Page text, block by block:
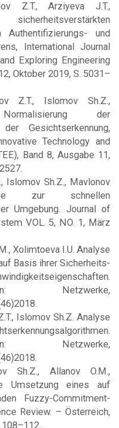
Z.T., Arziyeva J.T.,
Authentifizierungs- und
International Journal
Exploring Engineering
Oktober 2019, S. 5031–
Z.T., Islomov Sh.Z.,
der
Gesichtserkennung,
Technology and
Band 8, Ausgabe 11,
Islomov Sh.Z., Mavlonov
zur schnellen
Umgebung. Journal of
VOL. 5, NO. 1, März
Xolimtoeva I.U. Analyse
Basis ihrer Sicherheits-
Netzwerke,
Islomov Sh.Z. Analyse
Netzwerke,
Sh.Z., Allanov O.M.,
Umsetzung eines auf
Fuzzy-Commitment-
Review. – Österreich,